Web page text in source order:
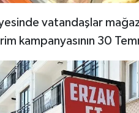
vatandaşlar
kampanyasının 30